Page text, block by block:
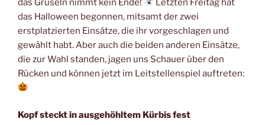
das Gruseln nimmt kein Ende!
Letzten Freitag hat
das Halloween begonnen, mitsamt der zwei
erstplatzierten Einsätze, die ihr vorgeschlagen und
gewählt habt. Aber auch die beiden anderen Einsätze,
die zur Wahl standen, jagen uns Schauer über den
Rücken und können jetzt im Leitstellenspiel auftreten:
Kopf steckt in ausgehöhltem Kürbis fest